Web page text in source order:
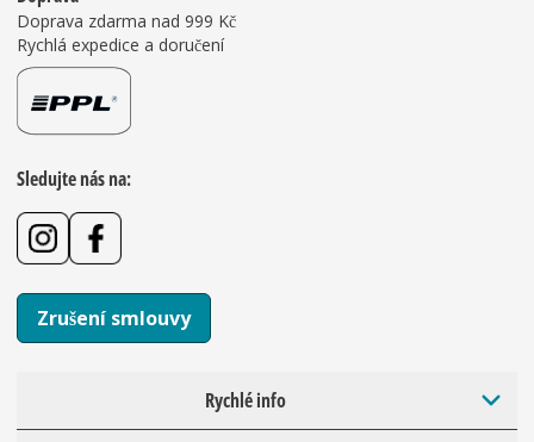
Doprava zdarma nad 999 Kč
Rychlá expedice a doručení
Sledujte nás na:
Zrušení smlouvy
Rychlé info